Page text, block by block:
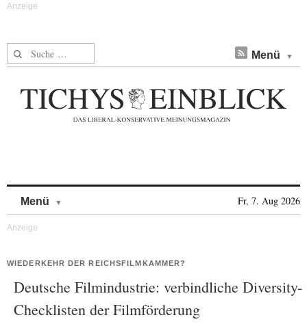
Suche nach: Menü
Menü Fr, 7. Aug 2026
WIEDERKEHR DER REICHSFILMKAMMER?
Deutsche Filmindustrie: verbindliche Diversity-
Checklisten der Filmförderung